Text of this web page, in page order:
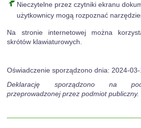
Nieczytelne przez czytniki ekranu
użytkownicy mogą rozpoznać
Na stronie internetowej można
skrótów klawiaturowych.
Oświadczenie sporządzono dnia: 2024-03-
Deklarację sporządzono na
przeprowadzonej przez podmiot publiczny.